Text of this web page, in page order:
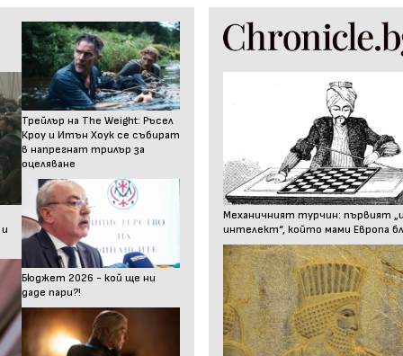
Трейлър на The Weight: Ръсел
Кроу и Итън Хоук се събират
в напрегнат трилър за
оцеляване
Бюджет 2026 - кой ще ни
даде пари?!
Механичният турчин: първият
интелект“, който мами Европа